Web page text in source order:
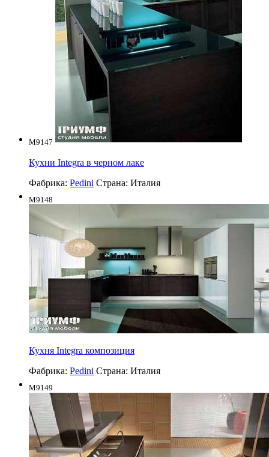
M9147
Кухни Integra в черном лаке
Фабрика: Pedini Страна: Италия
M9148
Кухня Integra композиция
Фабрика: Pedini Страна: Италия
M9149